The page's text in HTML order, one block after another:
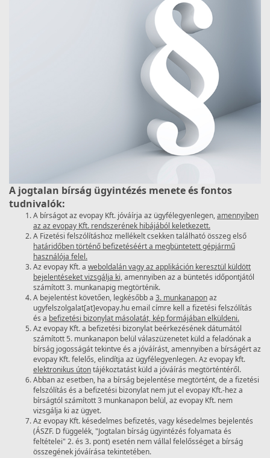
A jogtalan bírság ügyintézés menete és fontos
tudnivalók:
A bírságot az evopay Kft. jóváírja az ügyfélegyenlegen,amennyiben
az az evopay Kft. rendszerének hibájából keletkezett.
A Fizetési felszólításhoz mellékelt csekken található összeg első
határidőben történő befizetéséért a megbüntetett gépjármű
használója felel.
Az evopay Kft. a weboldalán vagy az applikáción keresztül küldött
bejelentéseket vizsgálja ki,amennyiben az a büntetés időpontjától
számított 3. munkanapig megtörténik.
A bejelentést követően, legkésőbb a 3. munkanaponaz
ugyfelszolgalat[at]evopay.hu email címre kell a fizetési felszólítás
és a befizetési bizonylat másolatát, kép formájában elküldeni.
Az evopay Kft. a befizetési bizonylat beérkezésének dátumától
számított 5. munkanapon belül válaszüzenetet küld a feladónak a
bírság jogosságát tekintve és a jóváírást, amennyiben a bírságért az
evopay Kft. felelős, elindítja az ügyfélegyenlegen. Az evopay kft.
elektronikus útontájékoztatást küld a jóváírás megtörténtéről.
Abban az esetben, ha a bírság bejelentése megtörtént, de a fizetési
felszólítás és a befizetési bizonylat nem jut el evopay Kft.-hez a
bírságtól számított 3 munkanapon belül, az evopay Kft. nem
vizsgálja ki az ügyet.
Az evopay Kft. késedelmes befizetés, vagy késedelmes bejelentés
(ÁSZF. D függelék, "Jogtalan bírság ügyintézés folyamata és
feltételei" 2. és 3. pont) esetén nem vállal felelősséget a bírság
összegének jóváírása tekintetében.